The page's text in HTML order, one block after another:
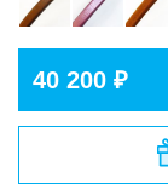
40 200 ₽